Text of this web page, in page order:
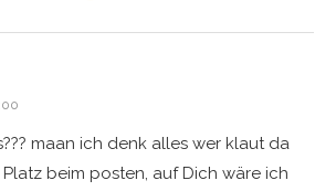
maan ich denk alles wer klaut da
beim posten, auf Dich wäre ich